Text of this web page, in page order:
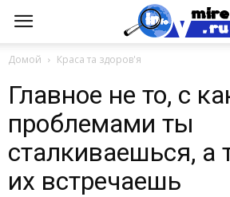
Домой Краса та здоров'я
Главное не то, с
проблемами ты
сталкиваешься, а
их встречаешь